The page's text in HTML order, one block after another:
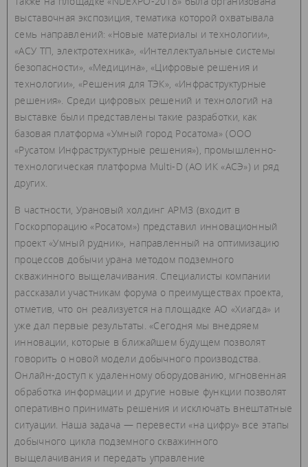
выставочная экспозиция, тематика которой охватывала
семь направлений: «Новые материалы и технологии»,
«АСУ ТП, электротехника», «Интеллектуальные системы
безопасности», «Медицина», «Цифровые решения и
технологии», «Решения для ТЭК», «Инфраструктурные
решения». Среди цифровых решений и технологий на
выставке были представлены такие разработки, как
базовая платформа «Умный город Росатома» (ООО
«Русатом Инфраструктурные решения»), промышленно-
технологическая платформа Multi-D (АО ИК «АСЭ») и ряд
других.
В частности, Урановый холдинг АРМЗ (входит в
Госкорпорацию «Росатом») представил инновационный
проект «Умный рудник», направленный на оптимизацию
процессов добычи урана методом подземного
скважинного выщелачивания. Специалисты компании
рассказали участникам форума о преимуществах проекта,
отметив, что он реализуется на площадке АО «Хиагда» и
уже дал первые результаты. «Сегодня мы внедряем
инновации, которые в ближайшем будущем позволят
говорить о новой модели добычного производства.
Онлайн-доступ к удаленному оборудованию, мгновенная
обработка информации и другие новые функции позволят
оперативно принимать решения и исключать внештатные
ситуации. Наша задача — перевести «на цифру» все этапы
добычного цикла подземного скважинного
выщелачивания и передать управление